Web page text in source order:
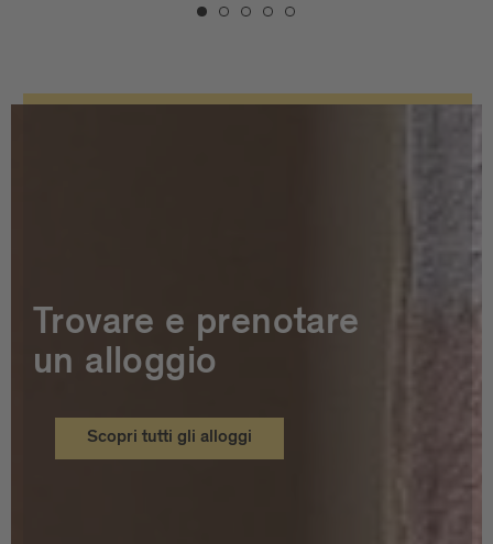
Trovare e prenotare
un alloggio
Scopri tutti gli alloggi